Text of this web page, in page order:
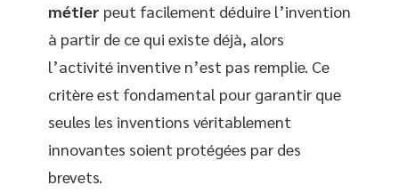
métier peut facilement déduire l’invention
à partir de ce qui existe déjà, alors
l’activité inventive n’est pas remplie. Ce
critère est fondamental pour garantir que
seules les inventions véritablement
innovantes soient protégées par des
brevets.